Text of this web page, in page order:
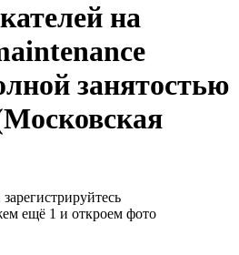
на
занятостью
ещё 1 и откроем фото